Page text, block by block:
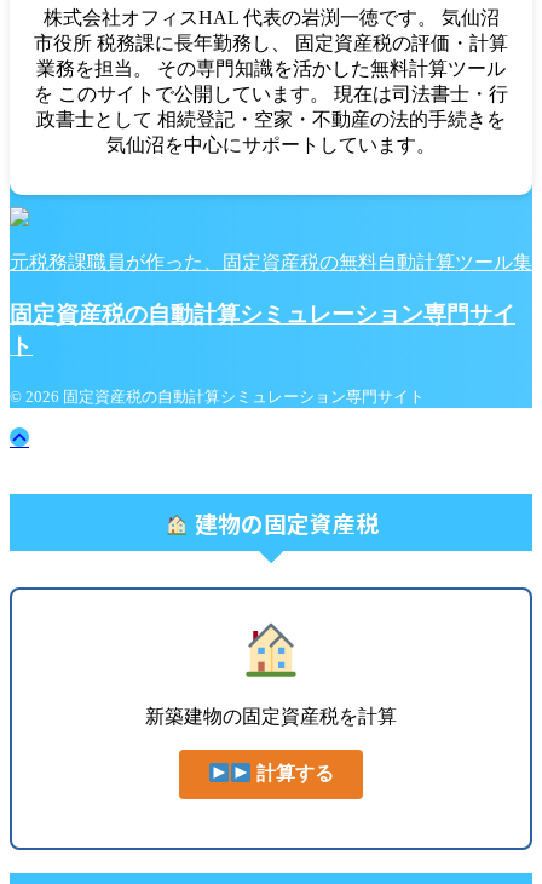
株式会社オフィスHAL 代表の岩渕一徳です。 気仙沼
市役所 税務課に長年勤務し、 固定資産税の評価・計算
業務を担当。 その専門知識を活かした無料計算ツール
を このサイトで公開しています。 現在は司法書士・行
政書士として 相続登記・空家・不動産の法的手続きを
気仙沼を中心にサポートしています。
元税務課職員が作った、固定資産税の無料自動計算ツール集
固定資産税の自動計算シミュレーション専門サイ
ト
© 2026 固定資産税の自動計算シミュレーション専門サイト
建物の固定資産税
新築建物の固定資産税を計算
計算する